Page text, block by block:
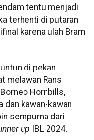
tentu menjadi
terhenti di putaran
karena ulah Bram
di pekan
melawan Rans
Hornbills,
dan kawan-kawan
sempurna dari
up IBL 2024.